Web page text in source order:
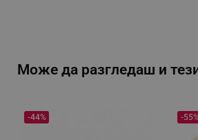
Може да разгледаш и
-44% -